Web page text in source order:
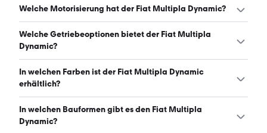
Es gibt insgesamt 34 Fiat Multipla bei mobile.de, davon
Welche Motorisierung hat der Fiat Multipla Dynamic?
Der Fiat Multipla Dynamic hat Leistungen zwischen 103
und 120 PS. (Stand: 6.8.2026)
Welche Getriebeoptionen bietet der Fiat Multipla
Dynamic?
Der Fiat Multipla Dynamic ist mit manuellem Getriebe
erhältlich. (Stand: 6.8.2026)
In welchen Farben ist der Fiat Multipla Dynamic
erhältlich?
Den Fiat Multipla Dynamic gibt es in folgenden Farben:
grau, schwarz, blau, silber, braun, weiß, beige, gold und
In welchen Bauformen gibt es den Fiat Multipla
Dynamic?